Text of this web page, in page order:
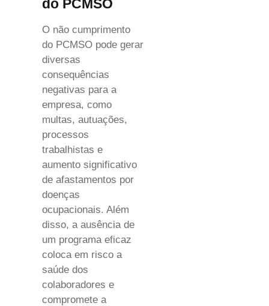
do PCMSO
O não cumprimento
do PCMSO pode gerar
diversas
consequências
negativas para a
empresa, como
multas, autuações,
processos
trabalhistas e
aumento significativo
de afastamentos por
doenças
ocupacionais. Além
disso, a ausência de
um programa eficaz
coloca em risco a
saúde dos
colaboradores e
compromete a